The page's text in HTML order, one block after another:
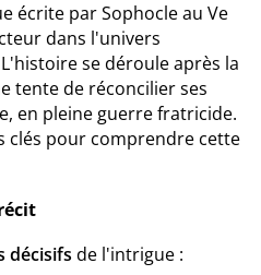
écrite par Sophocle au Ve
dans l'univers
se déroule après la
tente de réconcilier ses
en pleine guerre fratricide.
clés pour comprendre cette
décisifs de l'intrigue :